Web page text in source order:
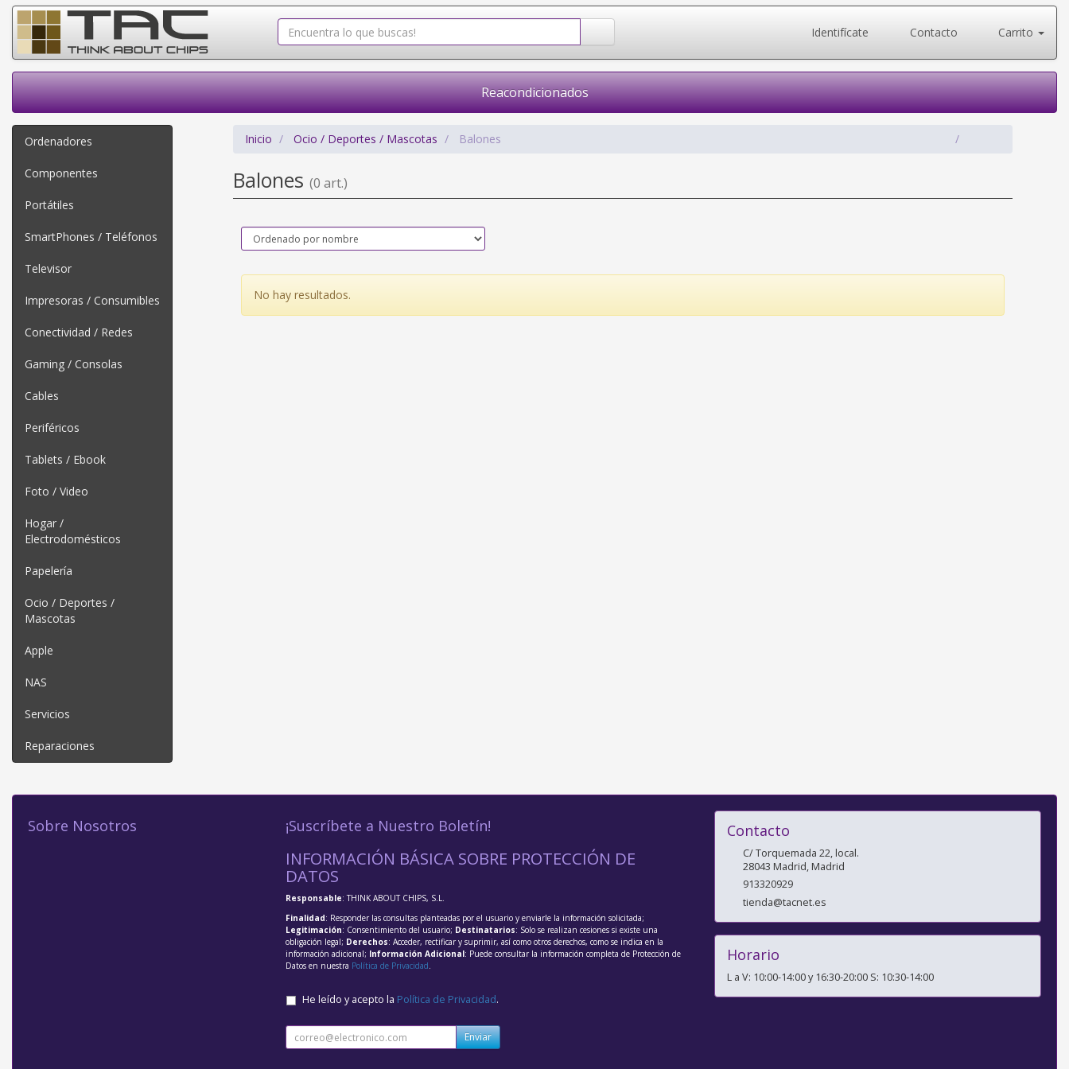
Identifícate Contacto Carrito
Reacondicionados
Ordenadores
Componentes
Portátiles
SmartPhones / Teléfonos
Televisor
Impresoras / Consumibles
Conectividad / Redes
Gaming / Consolas
Cables
Periféricos
Tablets / Ebook
Foto / Video
Hogar /
Electrodomésticos
Papelería
Ocio / Deportes /
Mascotas
Apple
NAS
Servicios
Reparaciones
Inicio Ocio / Deportes / Mascotas Balones
Balones (0 art.)
No hay resultados.
Sobre Nosotros ¡Suscríbete a Nuestro Boletín!
INFORMACIÓN BÁSICA SOBRE PROTECCIÓN DE
DATOS
Responsable: THINK ABOUT CHIPS, S.L.
Finalidad: Responder las consultas planteadas por el usuario y enviarle la información solicitada;
Legitimación: Consentimiento del usuario; Destinatarios: Solo se realizan cesiones si existe una
obligación legal; Derechos: Acceder, rectificar y suprimir, así como otros derechos, como se indica en la
información adicional; Información Adicional: Puede consultar la información completa de Protección de
Datos en nuestra Política de Privacidad.
He leído y acepto la Política de Privacidad.
Enviar
Contacto
C/ Torquemada 22, local.
28043 Madrid,Madrid
913320929
tienda@tacnet.es
Horario
L a V: 10:00-14:00 y 16:30-20:00 S: 10:30-14:00